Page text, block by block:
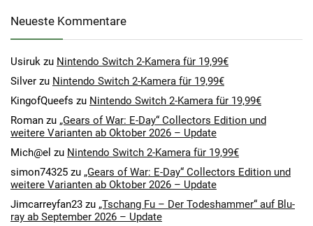
Neueste Kommentare
Usiruk zu Nintendo Switch 2-Kamera für 19,99€
Silver zu Nintendo Switch 2-Kamera für 19,99€
KingofQueefs zu Nintendo Switch 2-Kamera für 19,99€
Roman zu „Gears of War: E-Day“ Collectors Edition und
weitere Varianten ab Oktober 2026 – Update
Mich@el zu Nintendo Switch 2-Kamera für 19,99€
simon74325 zu „Gears of War: E-Day“ Collectors Edition und
weitere Varianten ab Oktober 2026 – Update
Jimcarreyfan23 zu „Tschang Fu – Der Todeshammer“ auf Blu-
ray ab September 2026 – Update